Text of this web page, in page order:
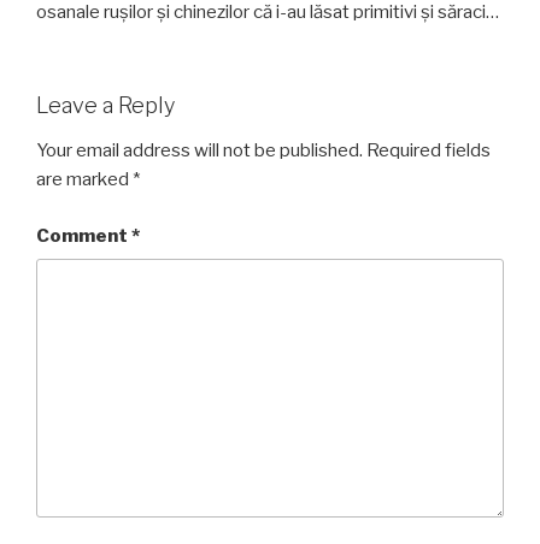
osanale rușilor și chinezilor că i-au lăsat primitivi și săraci…
Leave a Reply
Your email address will not be published. Required fields
are marked *
Comment *